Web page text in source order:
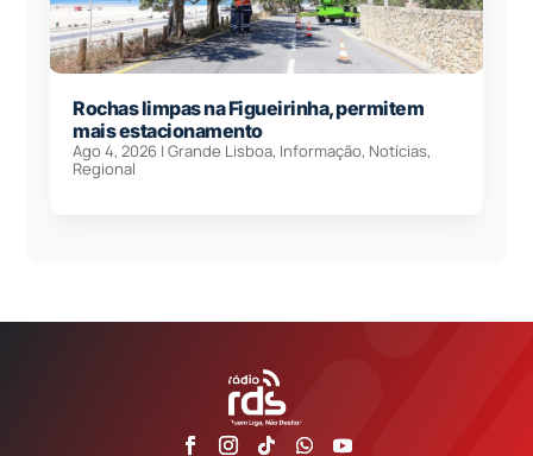
Rochas limpas na Figueirinha, permitem
mais estacionamento
Ago 4, 2026 |Grande Lisboa, Informação, Notícias,
Regional